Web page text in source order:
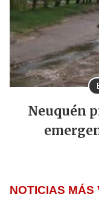
Neuquén
NOTICIAS MÁS